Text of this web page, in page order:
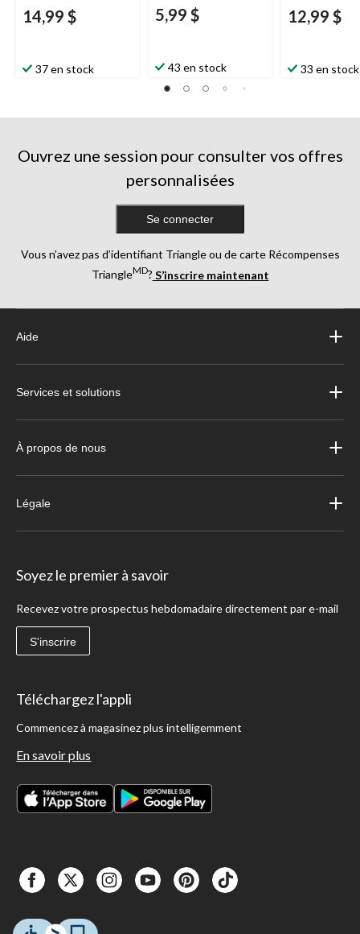
14,99 $
37 en stock
5,99 $
43 en stock
12,99 $
33 en stock
Ouvrez une session pour consulter vos offres
personnalisées
Se connecter
Vous n’avez pas d’identifiant Triangle ou de carte Récompenses
TriangleMD? S’inscrire maintenant
Aide
Services et solutions
À propos de nous
Légale
Soyez le premier à savoir
Recevez votre prospectus hebdomadaire directement par e-mail
S'inscrire
Téléchargez l'appli
Commencez à magasinez plus intelligemment
En savoir plus